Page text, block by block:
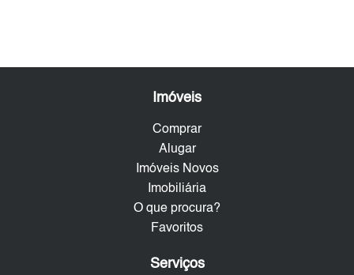
Imóveis
Comprar
Alugar
Imóveis Novos
Imobiliária
O que procura?
Favoritos
Serviços